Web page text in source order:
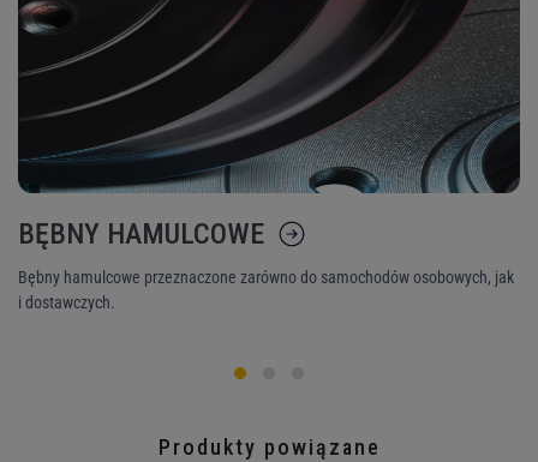
BĘBNY HAMULCOWE
Bębny hamulcowe przeznaczone zarówno do samochodów osobowych, jak
i dostawczych.
Produkty powiązane